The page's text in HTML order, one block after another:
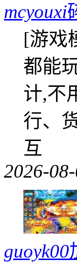
mcyouxi
[游戏
都能
计,不
行、
互
2026-
guoyk00